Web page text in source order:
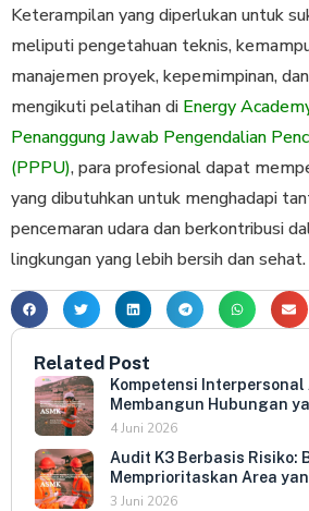
Keterampilan yang diperlukan untuk
meliputi pengetahuan teknis,
manajemen proyek, kepemimpinan,
mengikuti pelatihan di Energy
Penanggung Jawab Pengendalian
(PPPU), para profesional dapat
yang dibutuhkan untuk menghadapi
pencemaran udara dan berkontribusi
lingkungan yang lebih bersih dan sehat.
Related Post
Kompetensi Interpersonal
Membangun Hubungan
Keterbukaan dan
4 Juni 2026
Audit K3 Berbasis Risiko:
Memprioritaskan Area
Menentukan Kepatuhan
3 Juni 2026